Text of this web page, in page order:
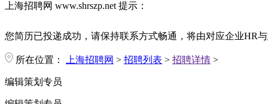
上海招聘网 www.shrszp.net 提示：
您简历已投递成功，请保持联系方式畅通，将由对应企业HR
所在位置： 上海招聘网 > 招聘列表 > 招聘详情 >
编辑策划专员